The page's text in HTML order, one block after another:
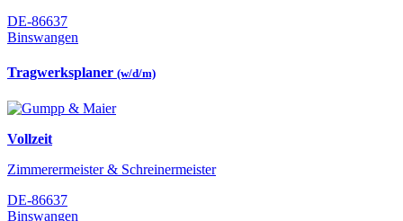
DE-86637
Binswangen
Tragwerksplaner (w/d/m)
Vollzeit
Zimmerermeister & Schreinermeister
DE-86637
Binswangen